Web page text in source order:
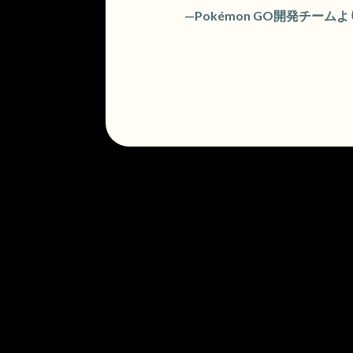
—Pokémon GO開発チームよ